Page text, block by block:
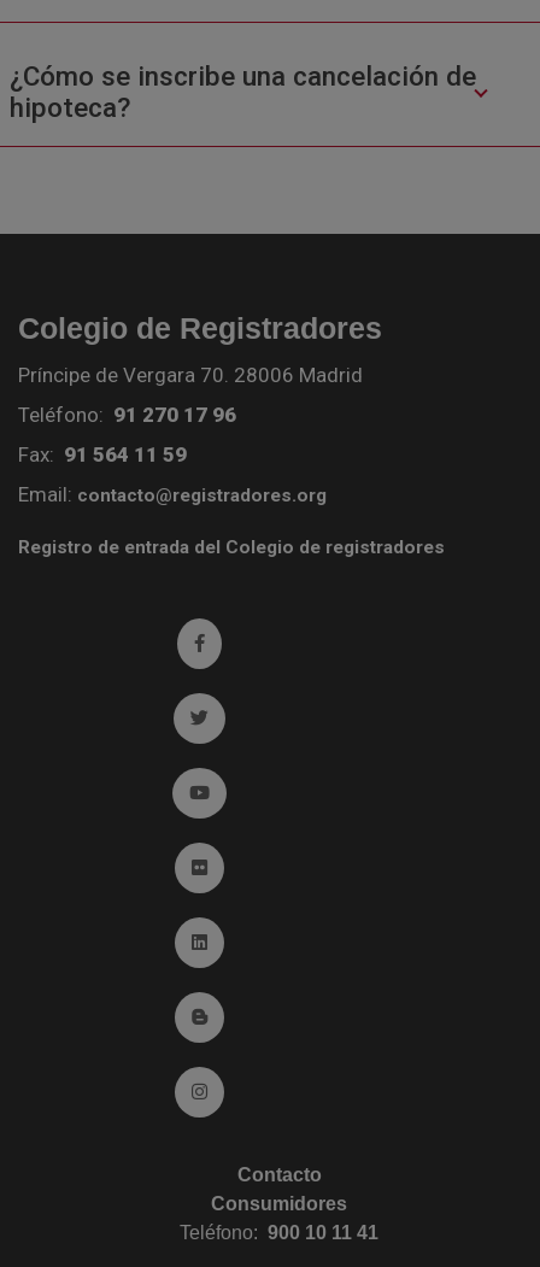
¿Cómo se inscribe una cancelación de
hipoteca?
Colegio de Registradores
Príncipe de Vergara 70. 28006 Madrid
Teléfono: 91 270 17 96
Fax: 91 564 11 59
Email: contacto@registradores.org
Registro de entrada del Colegio de registradores
Ir a facebook (abre en ventana nueva)
Ir a twitter (abre en ventana nueva)
Ir a YouTube (abre en ventana nueva)
Ir a Flickr (abre en ventana nueva)
Ir a Linkedin (abre en ventana nueva)
Ir al Blog (abre en ventana nueva)
Ir a Instagram (abre en ventana nueva)
Contacto
Consumidores
Teléfono: 900 10 11 41